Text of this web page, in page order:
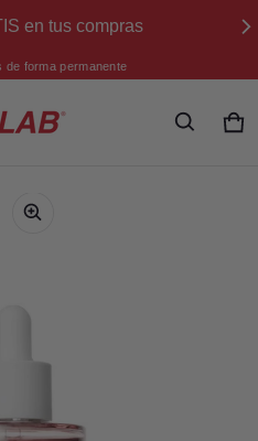
en tus compras
de forma permanente
0